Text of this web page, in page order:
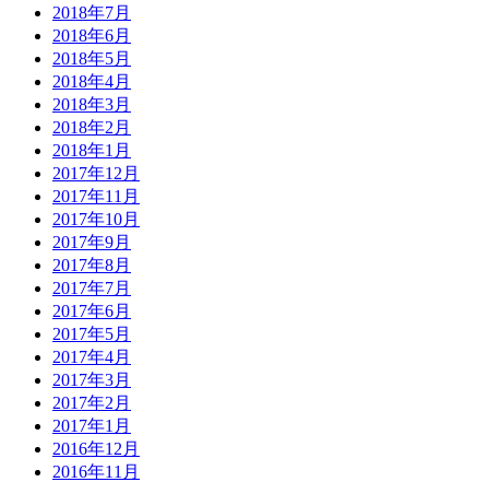
2018年7月
2018年6月
2018年5月
2018年4月
2018年3月
2018年2月
2018年1月
2017年12月
2017年11月
2017年10月
2017年9月
2017年8月
2017年7月
2017年6月
2017年5月
2017年4月
2017年3月
2017年2月
2017年1月
2016年12月
2016年11月